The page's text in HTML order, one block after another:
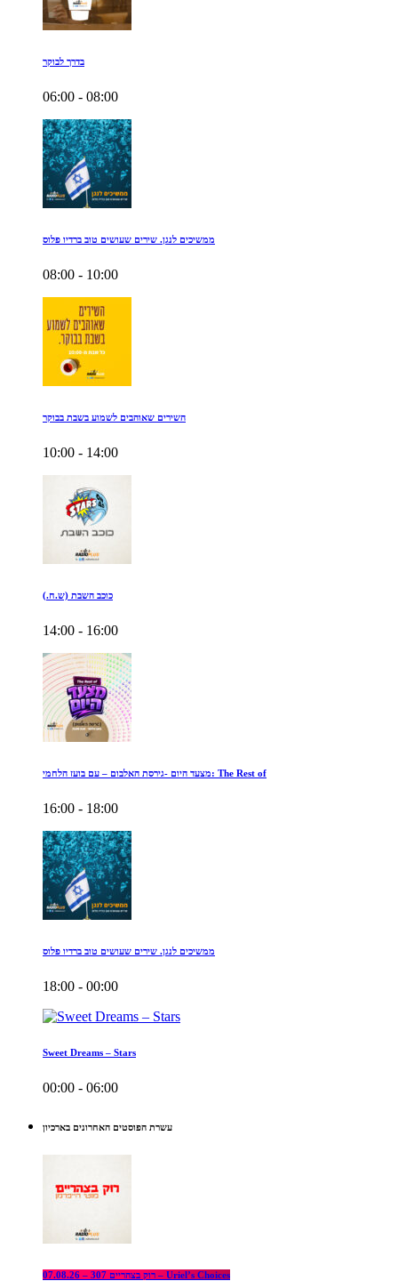
בדרך לבוקר
06:00 - 08:00
ממשיכים לנגן. שירים שעושים טוב ברדיו פלוס
08:00 - 10:00
השירים שאוהבים לשמוע בשבת בבוקר
10:00 - 14:00
כוכב השבת (ש.ח.)
14:00 - 16:00
מצעד היום -גירסת האלבום – עם בועז הלחמי: The Rest of
16:00 - 18:00
ממשיכים לנגן. שירים שעושים טוב ברדיו פלוס
18:00 - 00:00
Sweet Dreams – Stars
00:00 - 06:00
עשרת הפוסטים האחרונים בארכיון
רוק בצהריים 307 – 07.08.26 – Uriel’s Choices